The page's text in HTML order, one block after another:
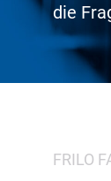
die
FRILO